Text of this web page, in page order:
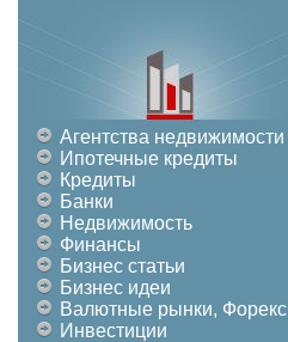
Агентства недвижимости
Ипотечные кредиты
Кредиты
Банки
Недвижимость
Финансы
Бизнес статьи
Бизнес идеи
Валютные рынки, Форекс
Инвестиции